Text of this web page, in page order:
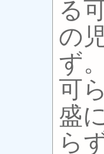
る
の
ず
可
盛
ら